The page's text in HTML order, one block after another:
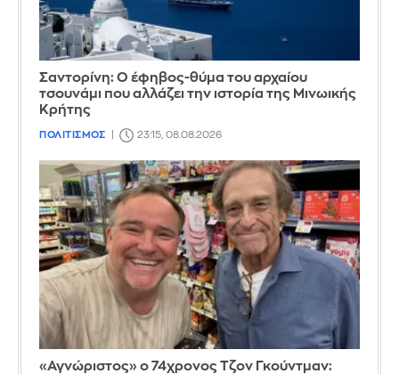
Σαντορίνη: Ο έφηβος-θύμα του αρχαίου
τσουνάμι που αλλάζει την ιστορία της Μινωικής
Κρήτης
ΠΟΛΙΤΙΣΜΟΣ 23:15, 08.08.2026
«Αγνώριστος» ο 74χρονος Τζον Γκούντμαν: